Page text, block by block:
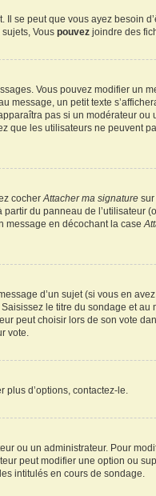
se peut que vous ayez besoin
sujets, Vouspouvez joindre des
Vous pouvez modifier un
message, un petit texte
pas si un modérateur
les utilisateurs ne peuvent
cocherAttacher ma signature
partir du panneau de l’utilisateur
message en décochant la case
d’un sujet (si vous en
le titre du sondage et
peut choisir lors de son vote
vote.
plus d’options, contactez-le.
ou un administrateur. Pour
peut modifier une option ou
intitulés en cours de sondage.